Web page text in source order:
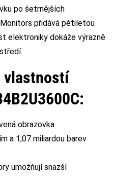
po šetrnějších
přidává pětiletou
elektroniky dokáže výrazně
vlastností
obrazovka
a 1,07 miliardou barev
umožňují snazší